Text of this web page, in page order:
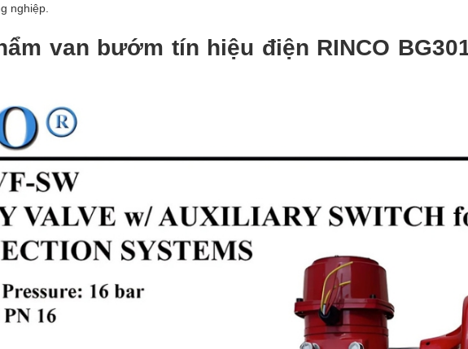
nghiệp.
van bướm tín hiệu điện RINCO